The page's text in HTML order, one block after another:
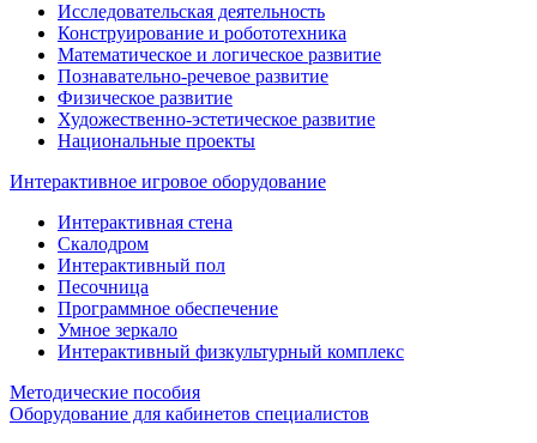
Исследовательская деятельность
Конструирование и робототехника
Математическое и логическое развитие
Познавательно-речевое развитие
Физическое развитие
Художественно-эстетическое развитие
Национальные проекты
Интерактивное игровое оборудование
Интерактивная стена
Скалодром
Интерактивный пол
Песочница
Программное обеспечение
Умное зеркало
Интерактивный физкультурный комплекс
Методические пособия
Оборудование для кабинетов специалистов